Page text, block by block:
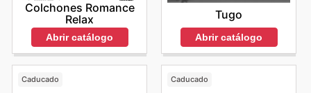
Colchones Romance
Relax
Abrir catálogo
Tugo
Abrir catálogo
Caducado Caducado